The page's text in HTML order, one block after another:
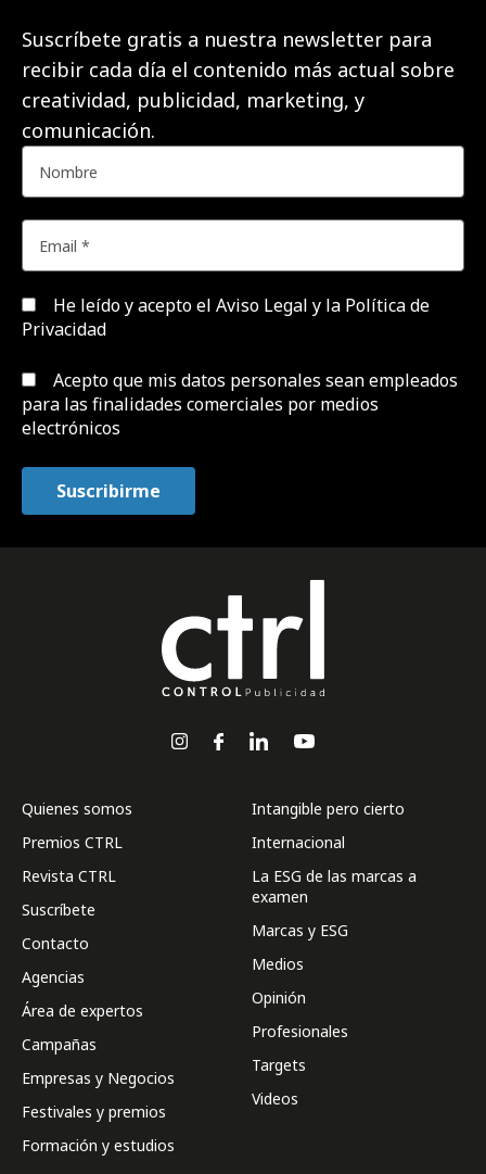
Suscríbete gratis a nuestra newsletter para
recibir cada día el contenido más actual sobre
creatividad, publicidad, marketing, y
comunicación.
He leído y acepto el Aviso Legal y la Política de
Privacidad
Acepto que mis datos personales sean empleados
para las finalidades comerciales por medios
electrónicos
Quienes somos
Premios CTRL
Revista CTRL
Suscríbete
Contacto
Agencias
Área de expertos
Campañas
Empresas y Negocios
Festivales y premios
Formación y estudios
Intangible pero cierto
Internacional
La ESG de las marcas a
examen
Marcas y ESG
Medios
Opinión
Profesionales
Targets
Videos